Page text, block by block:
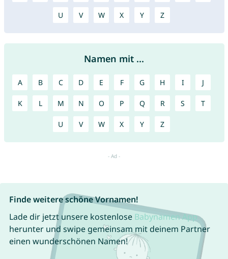
U V W X Y Z
Namen mit ...
A B C D E F G H I J
K L M N O P Q R S T
U V W X Y Z
Finde weitere schöne Vornamen!
Lade dir jetzt unsere kostenlose Babynamen App
herunter und swipe gemeinsam mit deinem Partner
einen wunderschönen Namen!